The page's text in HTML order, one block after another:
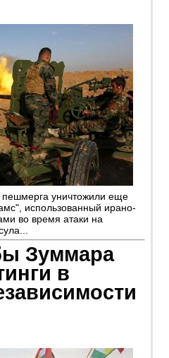
пешмерга уничтожили еще
использованный ирано-
во время атаки на
Зуммара
в